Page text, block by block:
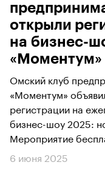
открыли
на бизнес-
«Моментум»
Омский клуб
«Моментум»
регистрации на
бизнес-шоу 2025:
Мероприятие
6 июня 2025